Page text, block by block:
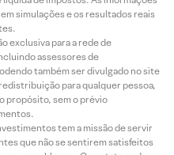
simulações e os resultados reais
exclusiva para a rede de
assessores de
também ser divulgado no site
para qualquer pessoa,
propósito, sem o prévio
tem a missão de servir
que não se sentirem satisfeitos